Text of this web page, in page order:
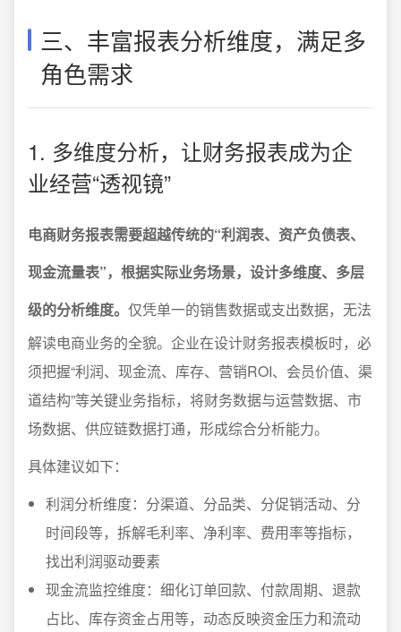
三、丰富报表分析维度，满足多
角色需求
1. 多维度分析，让财务报表成为企
业经营“透视镜”
电商财务报表需要超越传统的“利润表、资产负债表、
现金流量表”，根据实际业务场景，设计多维度、多层
级的分析维度。 仅凭单一的销售数据或支出数据，无法
解读电商业务的全貌。企业在设计财务报表模板时，必
须把握“利润、现金流、库存、营销ROI、会员价值、渠
道结构”等关键业务指标，将财务数据与运营数据、市
场数据、供应链数据打通，形成综合分析能力。
具体建议如下：
利润分析维度：分渠道、分品类、分促销活动、分
时间段等，拆解毛利率、净利率、费用率等指标，
找出利润驱动要素
现金流监控维度：细化订单回款、付款周期、退款
占比、库存资金占用等，动态反映资金压力和流动